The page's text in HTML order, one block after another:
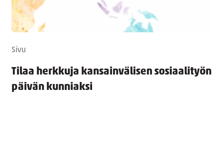
Sivu
Tilaa herkkuja kansainvälisen sosiaalityön
päivän kunniaksi